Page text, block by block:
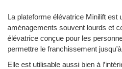
La plateforme élévatrice Minilift est
aménagements souvent lourds et
élévatrice conçue pour les
permettre le franchissement
Elle est utilisable aussi bien à